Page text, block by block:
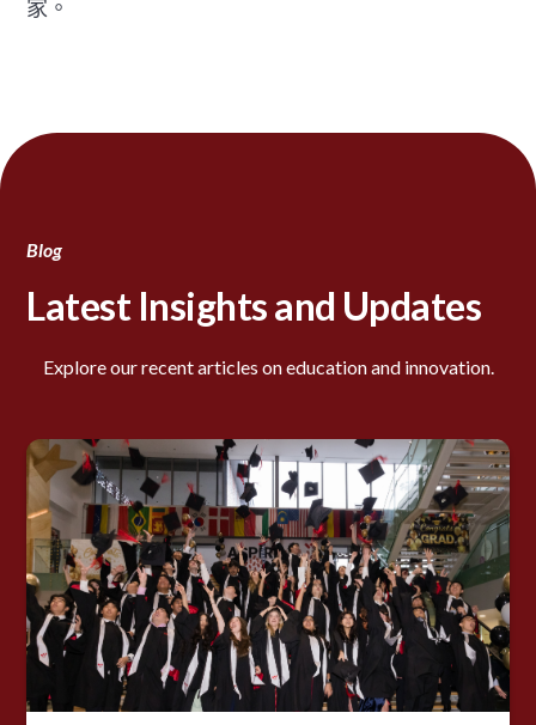
家。
Blog
Latest Insights and Updates
Explore our recent articles on education and innovation.